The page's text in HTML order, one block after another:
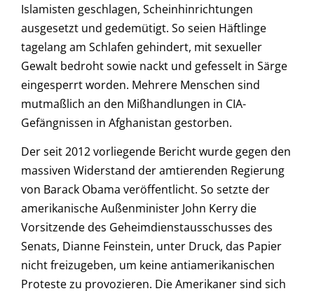
Islamisten geschlagen, Scheinhinrichtungen
ausgesetzt und gedemütigt. So seien Häftlinge
tagelang am Schlafen gehindert, mit sexueller
Gewalt bedroht sowie nackt und gefesselt in Särge
eingesperrt worden. Mehrere Menschen sind
mutmaßlich an den Mißhandlungen in CIA-
Gefängnissen in Afghanistan gestorben.
Der seit 2012 vorliegende Bericht wurde gegen den
massiven Widerstand der amtierenden Regierung
von Barack Obama veröffentlicht. So setzte der
amerikanische Außenminister John Kerry die
Vorsitzende des Geheimdienstausschusses des
Senats, Dianne Feinstein, unter Druck, das Papier
nicht freizugeben, um keine antiamerikanischen
Proteste zu provozieren. Die Amerikaner sind sich